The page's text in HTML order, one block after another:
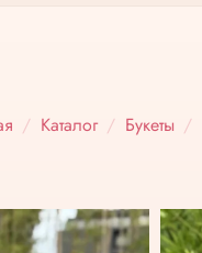
Каталог Букеты